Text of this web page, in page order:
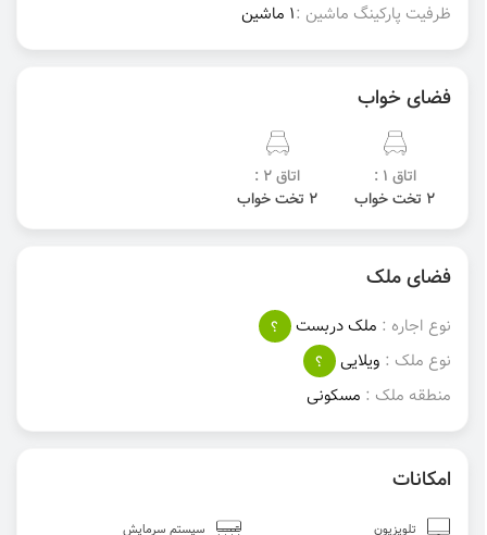
ظرفیت پارکینگ ماشین :1 ماشین
فضای خواب
اتاق 1 :
2 تخت خواب
اتاق 2 :
2 تخت خواب
فضای ملک
نوع اجاره : ملک دربست
؟
نوع ملک : ویلایی
؟
منطقه ملک : مسکونی
امکانات
تلویزیون
سیستم سرمایش